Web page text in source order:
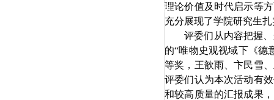
工会活动理论价值及时代启示等
充分展现了学院研究生
评委们从内容把握
的“唯物史观视域下《德
等奖，王歆雨、卞民雪
评委们认为本次活动有
和较高质量的汇报成果